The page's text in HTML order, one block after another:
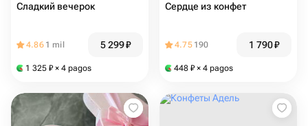
Сладкий вечерок
4.86 1 mil 5 299₽
1 325 ₽ × 4 pagos
Сердце из конфет
4.75 190 1 790₽
448 ₽ × 4 pagos